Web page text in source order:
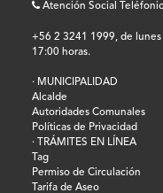
Atención Social
+56 2 3241 1999, de lunes
17:00 horas.
· MUNICIPALIDAD
Alcalde
Autoridades Comunales
Políticas de Privacidad
· TRÁMITES EN LÍNEA
Tag
Permiso de Circulación
Tarifa de Aseo